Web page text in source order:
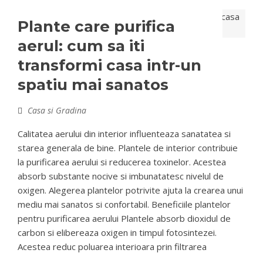
Plante care purifica
aerul: cum sa iti
transformi casa intr-un
spatiu mai sanatos
Casa si Gradina
Calitatea aerului din interior influenteaza sanatatea si
starea generala de bine. Plantele de interior contribuie
la purificarea aerului si reducerea toxinelor. Acestea
absorb substante nocive si imbunatatesc nivelul de
oxigen. Alegerea plantelor potrivite ajuta la crearea unui
mediu mai sanatos si confortabil. Beneficiile plantelor
pentru purificarea aerului Plantele absorb dioxidul de
carbon si elibereaza oxigen in timpul fotosintezei.
Acestea reduc poluarea interioara prin filtrarea